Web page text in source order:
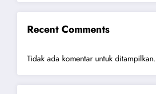
Recent Comments
Tidak ada komentar untuk ditampilkan.